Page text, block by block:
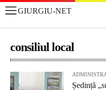
GIURGIU-NET
consiliul local
Ședință